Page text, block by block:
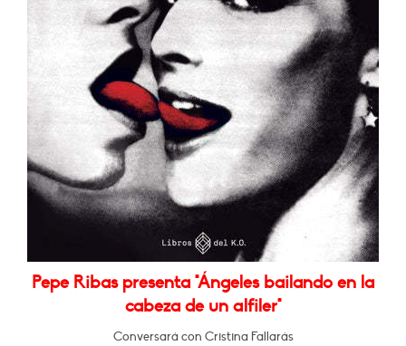
Pepe Ribas presenta "Ángeles bailando en la
cabeza de un alfiler"
Conversará con Cristina Fallarás